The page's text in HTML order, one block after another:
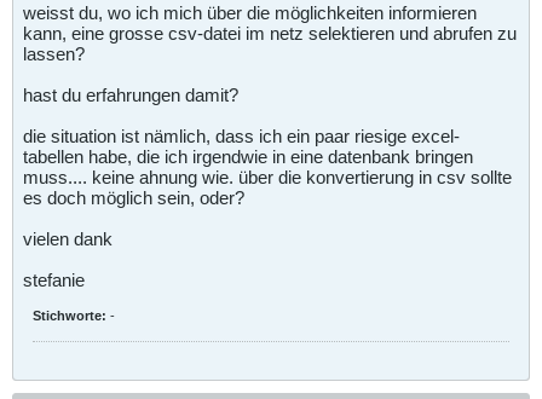
weisst du, wo ich mich über die möglichkeiten informieren
kann, eine grosse csv-datei im netz selektieren und abrufen zu
lassen?
hast du erfahrungen damit?
die situation ist nämlich, dass ich ein paar riesige excel-
tabellen habe, die ich irgendwie in eine datenbank bringen
muss.... keine ahnung wie. über die konvertierung in csv sollte
es doch möglich sein, oder?
vielen dank
stefanie
Stichworte: -